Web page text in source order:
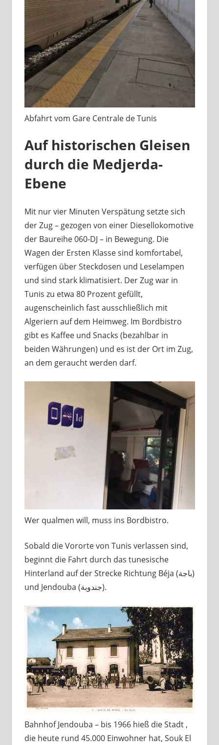
Abfahrt vom Gare Centrale de Tunis
Auf historischen Gleisen
durch die Medjerda-
Ebene
Mit nur vier Minuten Verspätung setzte sich
der Zug – gezogen von einer Diesellokomotive
der Baureihe 060-DJ – in Bewegung. Die
Wagen der Ersten Klasse sind komfortabel,
verfügen über Steckdosen und Leselampen
und sind stark klimatisiert. Der Zug war in
Tunis zu etwa 80 Prozent gefüllt,
augenscheinlich fast ausschließlich mit
Algeriern auf dem Heimweg. Im Bordbistro
gibt es Kaffee und Snacks (bezahlbar in
beiden Währungen) und es ist der Ort im Zug,
an dem geraucht werden darf.
Wer qualmen will, muss ins Bordbistro.
Sobald die Vororte von Tunis verlassen sind,
beginnt die Fahrt durch das tunesische
Hinterland auf der Strecke Richtung Béja (باجة)
und Jendouba (جندوبة).
Bahnhof Jendouba – bis 1966 hieß die Stadt ,
die heute rund 45.000 Einwohner hat, Souk El